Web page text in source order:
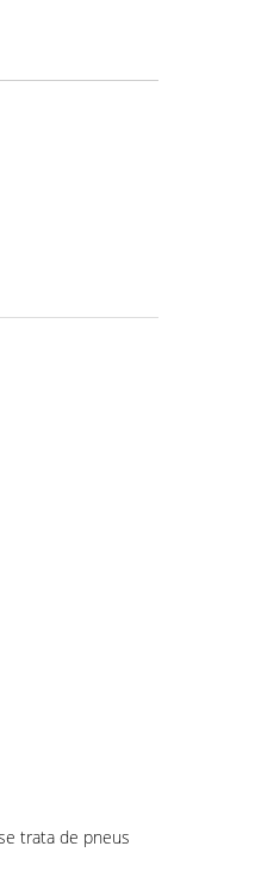
trata de pneus